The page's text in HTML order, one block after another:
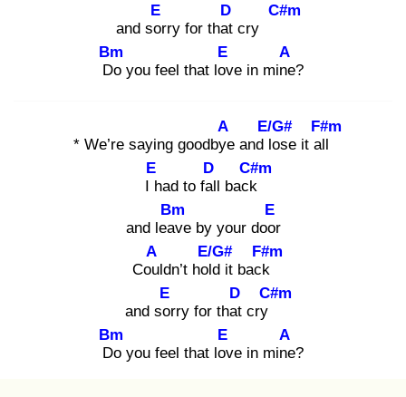
and sor
E
ry for that
D
cry
C#m
Do
Bm
you feel that lov
E
e in mine
A
?
* We’re saying goodbye
A
and lo
E/G#
se it all
F#m
I h
E
ad to fall
D
back
C#m
and leav
Bm
e by your door
E
Coul
A
dn’t hold
E/G#
it back
F#m
and sor
E
ry for that
D
cry
C#m
Do
Bm
you feel that lov
E
e in mine
A
?